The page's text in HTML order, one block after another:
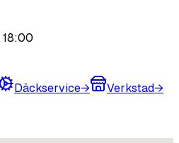
18:00
Däckservice→ Verkstad→